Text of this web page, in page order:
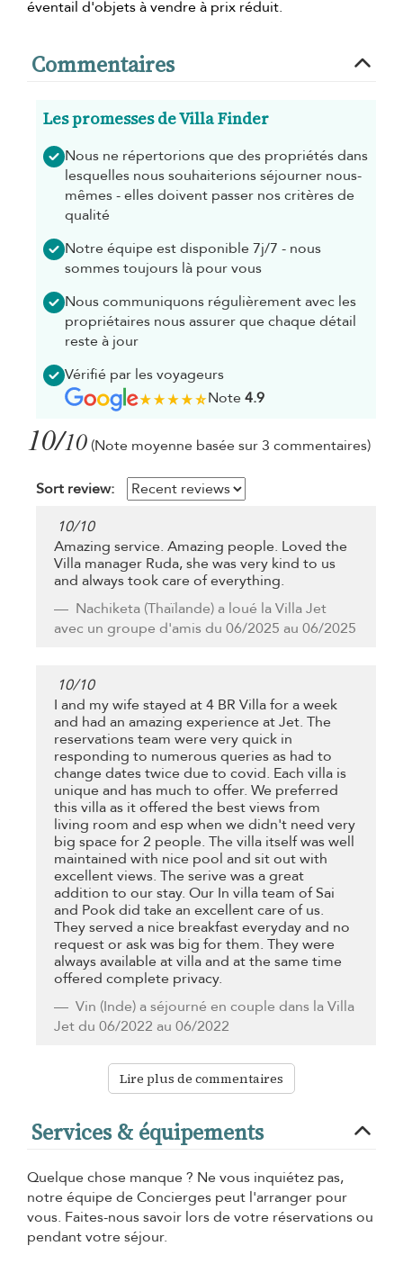
éventail d'objets à vendre à prix réduit.
Commentaires
Les promesses de Villa Finder
Nous ne répertorions que des propriétés dans
lesquelles nous souhaiterions séjourner nous-
mêmes - elles doivent passer nos critères de
qualité
Notre équipe est disponible 7j/7 - nous
sommes toujours là pour vous
Nous communiquons régulièrement avec les
propriétaires nous assurer que chaque détail
reste à jour
Vérifié par les voyageurs
Note4.9
10/10 (Note moyenne basée sur 3 commentaires)
Sort review:
10/10
Amazing service. Amazing people. Loved the
Villa manager Ruda, she was very kind to us
and always took care of everything.
Nachiketa (Thaïlande) a loué la Villa Jet
avec un groupe d'amis du 06/2025 au 06/2025
10/10
I and my wife stayed at 4 BR Villa for a week
and had an amazing experience at Jet. The
reservations team were very quick in
responding to numerous queries as had to
change dates twice due to covid. Each villa is
unique and has much to offer. We preferred
this villa as it offered the best views from
living room and esp when we didn't need very
big space for 2 people. The villa itself was well
maintained with nice pool and sit out with
excellent views. The serive was a great
addition to our stay. Our In villa team of Sai
and Pook did take an excellent care of us.
They served a nice breakfast everyday and no
request or ask was big for them. They were
always available at villa and at the same time
offered complete privacy.
Vin (Inde) a séjourné en couple dans la Villa
Jet du 06/2022 au 06/2022
Lire plus de commentaires
Services & équipements
Quelque chose manque ? Ne vous inquiétez pas,
notre équipe de Concierges peut l'arranger pour
vous. Faites-nous savoir lors de votre réservations ou
pendant votre séjour.